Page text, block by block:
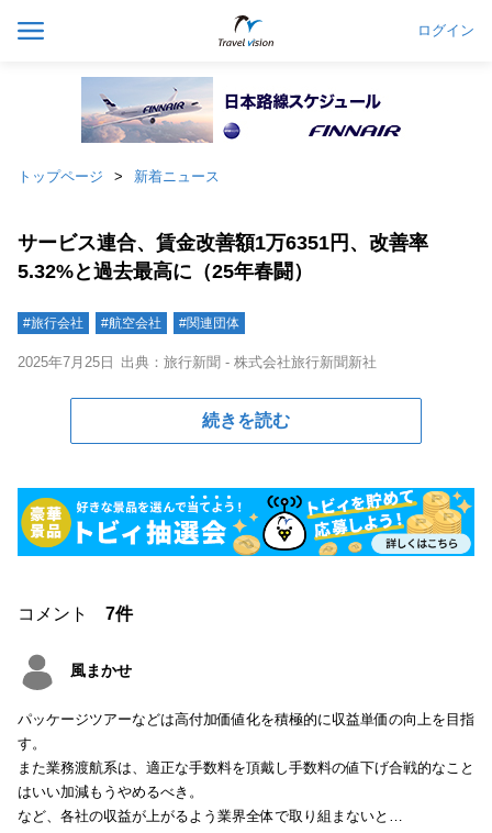
ログイン
トップページ 新着ニュース
サービス連合、賃金改善額1万6351円、改善率
5.32%と過去最高に（25年春闘）
#旅行会社 #航空会社 #関連団体
2025年7月25日 出典：旅行新聞 - 株式会社旅行新聞新社
続きを読む
コメント 7件
風まかせ
パッケージツアーなどは高付加価値化を積極的に収益単価の向上を目指
す。
また業務渡航系は、適正な手数料を頂戴し手数料の値下げ合戦的なこと
はいい加減もうやめるべき。
など、各社の収益が上がるよう業界全体で取り組まないと…